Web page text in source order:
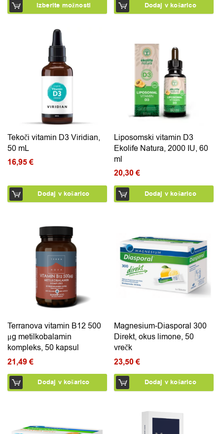
Izberite možnosti Dodaj v košarico
Tekoči vitamin D3 Viridian,
50 mL
16,95€
Dodaj v košarico
Liposomski vitamin D3
Ekolife Natura, 2000 IU, 60
ml
20,30€
Dodaj v košarico
Terranova vitamin B12 500
μg metilkobalamin
kompleks, 50 kapsul
21,49€
Dodaj v košarico
Magnesium-Diasporal 300
Direkt, okus limone, 50
vrečk
23,50€
Dodaj v košarico
Ta izdelek ima več različic. Možnosti lahko izberete